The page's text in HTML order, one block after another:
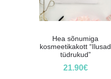
Hea sõnumiga
kosmeetikakott “Ilusad
tüdrukud”
21.90€